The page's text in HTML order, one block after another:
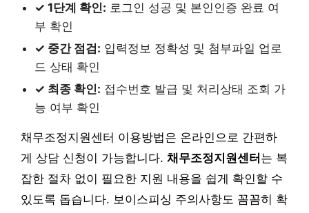
✓ 1단계 확인: 로그인 성공 및 본인인증 완료 여
부 확인
✓ 중간 점검: 입력정보 정확성 및 첨부파일 업로
드 상태 확인
✓ 최종 확인: 접수번호 발급 및 처리상태 조회 가
능 여부 확인
채무조정지원센터 이용방법은 온라인으로 간편하
게 상담 신청이 가능합니다. 채무조정지원센터 는 복
잡한 절차 없이 필요한 지원 내용을 쉽게 확인할 수
있도록 돕습니다. 보이스피싱 주의사항도 꼼꼼히 확